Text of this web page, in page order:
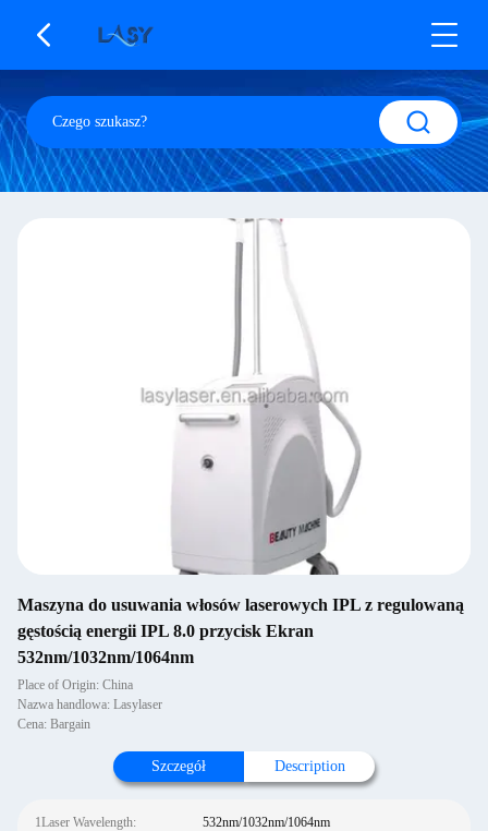
Maszyna do usuwania włosów laserowych IPL z regulowaną
gęstością energii IPL 8.0 przycisk Ekran
532nm/1032nm/1064nm
Place of Origin: China
Nazwa handlowa: Lasylaser
Cena: Bargain
Szczegół Description
1Laser Wavelength: 532nm/1032nm/1064nm